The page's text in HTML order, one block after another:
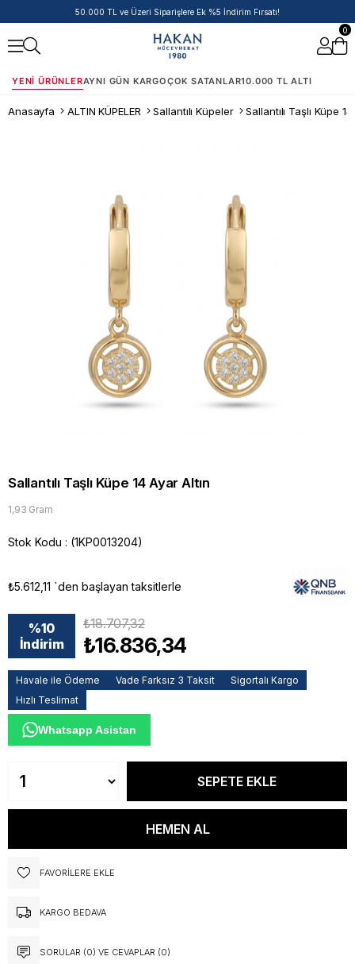
50.000 TL ve Üzeri Siparişlere Ek %5 İndirim Fırsatı!
0
YENI ÜRÜNLERAYNI GÜN KARGOÇOK SATANLAR10.000 TL ALTI
Anasayfa ALTIN KÜPELER Sallantılı Küpeler Sallantılı Taşlı Küpe
Sallantılı Taşlı Küpe 14 Ayar Altın
1,93 Gram
Stok Kodu (1KP0013204)
₺5.612,11 `den başlayan taksitlerle
%10
İndirim
₺18.707,32
₺16.836,34
Havale ile Ödeme Vade Farksız 3 Taksit
Sigortalı Kargo
Hızlı Teslimat
Whatsapp Asistan
FAVORILERE EKLE
KARGO BEDAVA
SORULAR (0) VE CEVAPLAR (0)